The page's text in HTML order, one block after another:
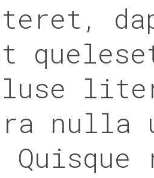
nulla